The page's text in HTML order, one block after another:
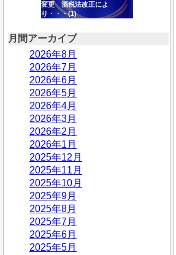
変更 酒税法改正によ
り・・・(1)
月間アーカイブ
2026年8月
2026年7月
2026年6月
2026年5月
2026年4月
2026年3月
2026年2月
2026年1月
2025年12月
2025年11月
2025年10月
2025年9月
2025年8月
2025年7月
2025年6月
2025年5月